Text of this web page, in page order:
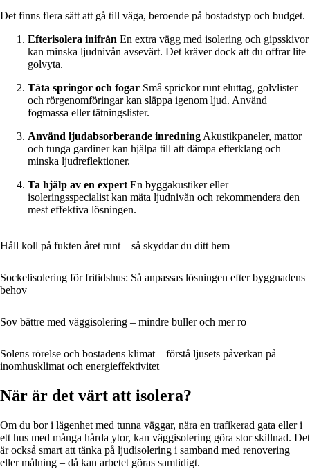
Det finns flera sätt att gå till väga, beroende på bostadstyp och budget.
Efterisolera inifrån En extra vägg med isolering och gipsskivor
kan minska ljudnivån avsevärt. Det kräver dock att du offrar lite
golvyta.
Täta springor och fogar Små sprickor runt eluttag, golvlister
och rörgenomföringar kan släppa igenom ljud. Använd
fogmassa eller tätningslister.
Använd ljudabsorberande inredning Akustikpaneler, mattor
och tunga gardiner kan hjälpa till att dämpa efterklang och
minska ljudreflektioner.
Ta hjälp av en expert En byggakustiker eller
isoleringsspecialist kan mäta ljudnivån och rekommendera den
mest effektiva lösningen.
Håll koll på fukten året runt – så skyddar du ditt hem
Sockelisolering för fritidshus: Så anpassas lösningen efter byggnadens
behov
Sov bättre med väggisolering – mindre buller och mer ro
Solens rörelse och bostadens klimat – förstå ljusets påverkan på
inomhusklimat och energieffektivitet
När är det värt att isolera?
Om du bor i lägenhet med tunna väggar, nära en trafikerad gata eller i
ett hus med många hårda ytor, kan väggisolering göra stor skillnad. Det
är också smart att tänka på ljudisolering i samband med renovering
eller målning – då kan arbetet göras samtidigt.